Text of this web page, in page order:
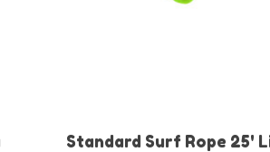
Standard Surf Rope 25'